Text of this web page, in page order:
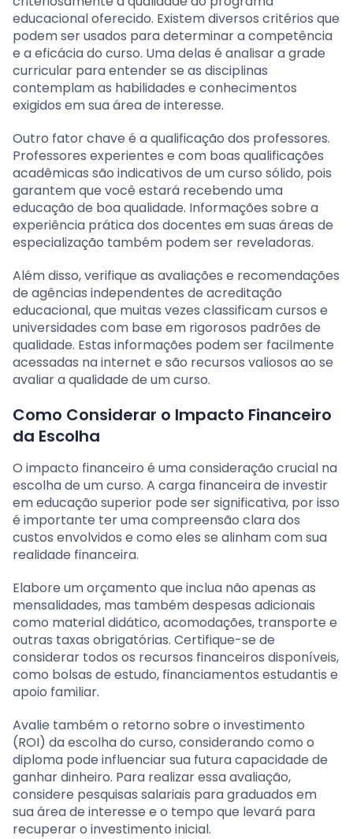
educacional oferecido. Existem diversos critérios que
podem ser usados para determinar a competência
e a eficácia do curso. Uma delas é analisar a grade
curricular para entender se as disciplinas
contemplam as habilidades e conhecimentos
exigidos em sua área de interesse.
Outro fator chave é a qualificação dos professores.
Professores experientes e com boas qualificações
acadêmicas são indicativos de um curso sólido, pois
garantem que você estará recebendo uma
educação de boa qualidade. Informações sobre a
experiência prática dos docentes em suas áreas de
especialização também podem ser reveladoras.
Além disso, verifique as avaliações e recomendações
de agências independentes de acreditação
educacional, que muitas vezes classificam cursos e
universidades com base em rigorosos padrões de
qualidade. Estas informações podem ser facilmente
acessadas na internet e são recursos valiosos ao se
avaliar a qualidade de um curso.
Como Considerar o Impacto Financeiro
da Escolha
O impacto financeiro é uma consideração crucial na
escolha de um curso. A carga financeira de investir
em educação superior pode ser significativa, por isso
é importante ter uma compreensão clara dos
custos envolvidos e como eles se alinham com sua
realidade financeira.
Elabore um orçamento que inclua não apenas as
mensalidades, mas também despesas adicionais
como material didático, acomodações, transporte e
outras taxas obrigatórias. Certifique-se de
considerar todos os recursos financeiros disponíveis,
como bolsas de estudo, financiamentos estudantis e
apoio familiar.
Avalie também o retorno sobre o investimento
(ROI) da escolha do curso, considerando como o
diploma pode influenciar sua futura capacidade de
ganhar dinheiro. Para realizar essa avaliação,
considere pesquisas salariais para graduados em
sua área de interesse e o tempo que levará para
recuperar o investimento inicial.